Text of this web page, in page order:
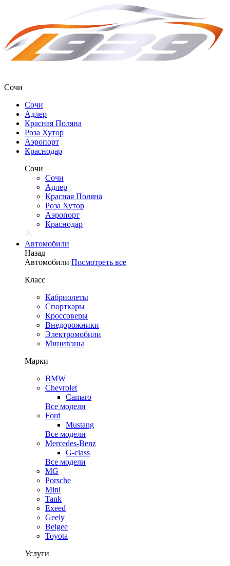
Сочи
Сочи
Адлер
Красная Поляна
Роза Хутор
Аэропорт
Краснодар
Сочи
Сочи
Адлер
Красная Поляна
Роза Хутор
Аэропорт
Краснодар
Автомобили
Назад
Автомобили Посмотреть все
Класс
Кабриолеты
Спорткары
Кроссоверы
Внедорожники
Электромобили
Минивэны
Марки
BMW
Chevrolet
Camaro
Все модели
Ford
Mustang
Все модели
Mercedes-Benz
G-class
Все модели
MG
Porsche
Mini
Tank
Exeed
Geely
Belgee
Toyota
Услуги